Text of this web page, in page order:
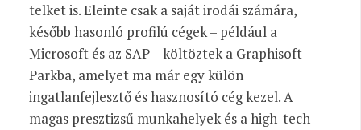
telket is. Eleinte csak a saját irodái számára,
később hasonló profilú cégek – például a
Microsoft és az SAP – költöztek a Graphisoft
Parkba, amelyet ma már egy külön
ingatlanfejlesztő és hasznosító cég kezel. A
magas presztizsű munkahelyek és a high-tech